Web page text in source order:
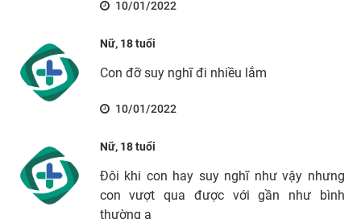
10/01/2022
Nữ, 18 tuổi
Con đỡ suy nghĩ đi nhiều lắm
10/01/2022
Nữ, 18 tuổi
Đôi khi con hay suy nghĩ như vậy nhưng
con vượt qua được với gần như bình
thường ạ